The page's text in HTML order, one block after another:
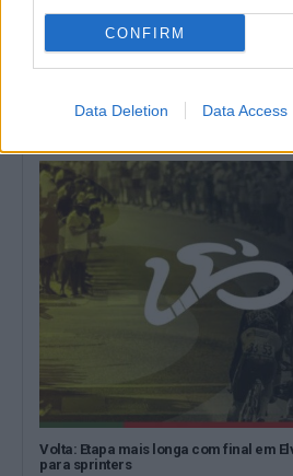
CONFIRM
Data Deletion Data Access
Festival Internacional de Folclore de
Colômbia e Argentina
8 de agosto, em Portel,...
Volta: Etapa mais longa com final em
para sprinters